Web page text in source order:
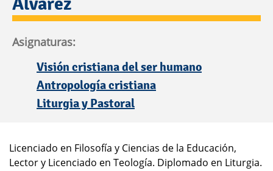
Asignaturas:
Visión cristiana del ser humano
Antropología cristiana
Liturgia y Pastoral
Licenciado en Filosofía y Ciencias de la Educación,
Lector y Licenciado en Teología. Diplomado en Liturgia.